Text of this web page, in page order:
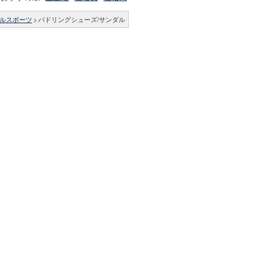
スポーツ > パドリングシューズ/サンダル